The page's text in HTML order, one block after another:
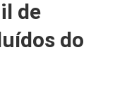
de
do